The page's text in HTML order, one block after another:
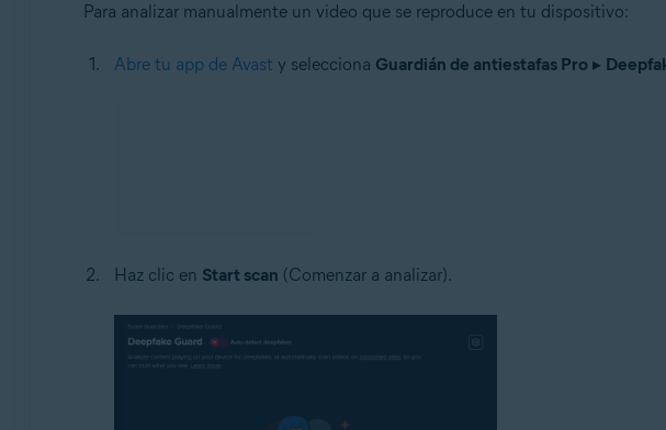
Para analizar manualmente un video que se reproduce en tu dispositivo:
Abre tu app de Avast y selecciona Guardián de antiestafas Pro ▸
Haz clic en Start scan (Comenzar a analizar).